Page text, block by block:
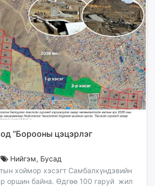
“Борооны цэцэрлэг
Нийгэм, Бусад
хоймор хэсэгт Самбалхүндэвийн
оршин байна. Өдгөө 100 гаруй жил